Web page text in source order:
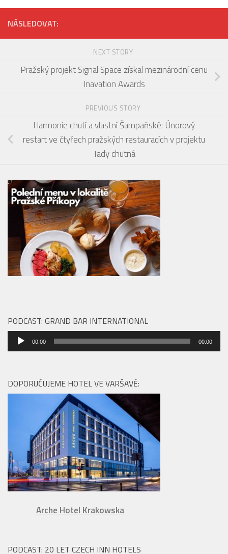
NÁSLEDOVAT:
NEXT STORY
Pražský projekt Signal Space získal mezinárodní cenu
Inavation Awards
PREVIOUS STORY
Harmonie chutí a vlastní Šampaňské: Únorový
restart ve čtyřech pražských restauracích v projektu
Tady chutná
PODCAST: GRAND BAR INTERNATIONAL
Audio
přehrávač
00:00 00:00
DOPORUČUJEME HOTEL VE VARŠAVĚ:
Arche Hotel Krakowska
PODCAST: 20 LET CZECH INN HOTELS